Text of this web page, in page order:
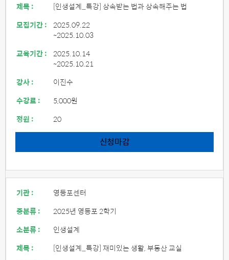
제목 :
[인생설계_특강] 상속받는 법과 상속해주는 법
모집기간 : 2025.09.22
~2025.10.03
교육기간 : 2025.10.14
~2025.10.21
강사 :
이진수
수강료 :
5,000원
정원 :
20
신청마감
기관 :
영등포센터
중분류 :
2025년 영등포 2학기
소분류 :
인생설계
제목 :
[인생설계_특강] 재미있는 생활, 부동산 교실